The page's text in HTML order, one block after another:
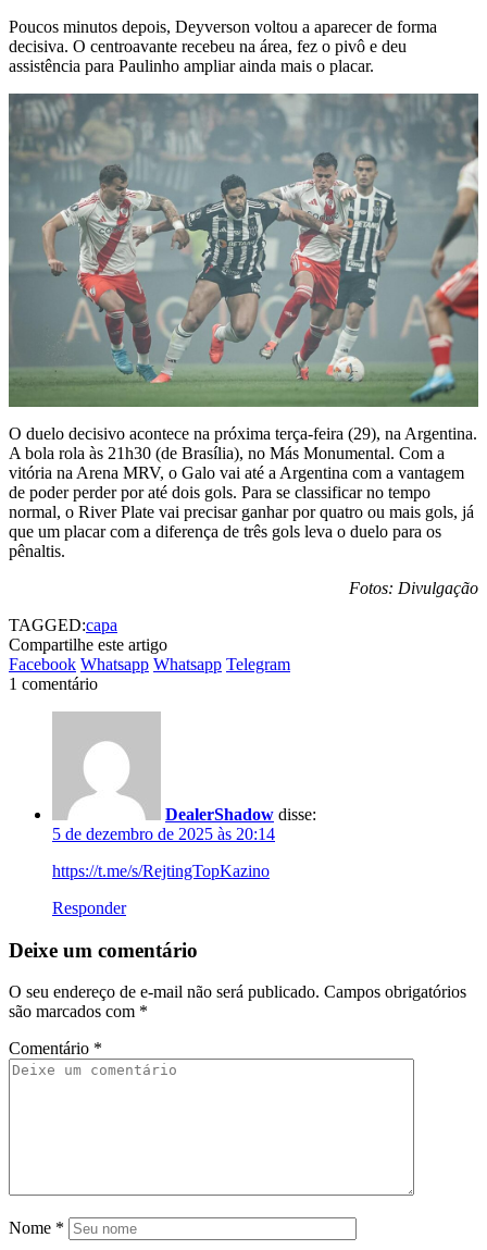
Poucos minutos depois, Deyverson voltou a aparecer de forma
decisiva. O centroavante recebeu na área, fez o pivô e deu
assistência para Paulinho ampliar ainda mais o placar.
O duelo decisivo acontece na próxima terça-feira (29), na Argentina.
A bola rola às 21h30 (de Brasília), no Más Monumental. Com a
vitória na Arena MRV, o Galo vai até a Argentina com a vantagem
de poder perder por até dois gols. Para se classificar no tempo
normal, o River Plate vai precisar ganhar por quatro ou mais gols, já
que um placar com a diferença de três gols leva o duelo para os
pênaltis.
Fotos: Divulgação
TAGGED:capa
Compartilhe este artigo
Facebook Whatsapp Whatsapp Telegram
1 comentário
DealerShadow disse:
5 de dezembro de 2025 às 20:14
https://t.me/s/RejtingTopKazino
Responder
Deixe um comentário
O seu endereço de e-mail não será publicado. Campos obrigatórios
são marcados com *
Comentário *
Nome *